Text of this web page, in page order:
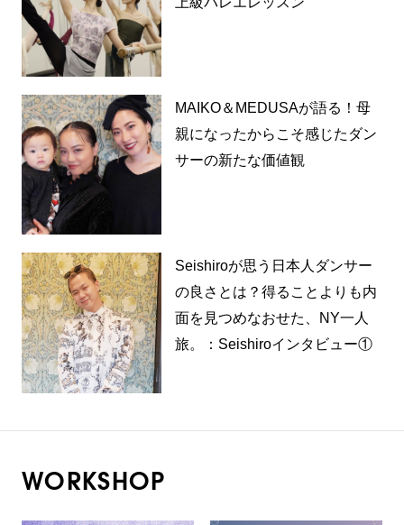
MAIKO＆MEDUSAが語る！母
親になったからこそ感じたダン
サーの新たな価値観
Seishiroが思う日本人ダンサー
の良さとは？得ることよりも内
面を見つめなおせた、NY一人
旅。：Seishiroインタビュー①
WORKSHOP